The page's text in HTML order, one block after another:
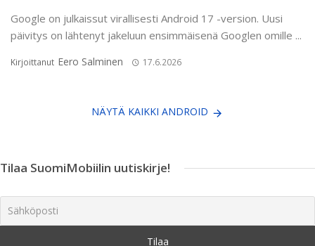
Google on julkaissut virallisesti Android 17 -version. Uusi
päivitys on lähtenyt jakeluun ensimmäisenä Googlen omille ...
Kirjoittanut Eero Salminen 17.6.2026
NÄYTÄ KAIKKI ANDROID
Tilaa SuomiMobiilin uutiskirje!